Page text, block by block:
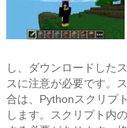
し、ダウンロードした
スに注意が必要です。
合は、Pythonスクリプ
します。スクリプト内